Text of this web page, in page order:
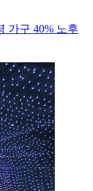
가구 40% 노후